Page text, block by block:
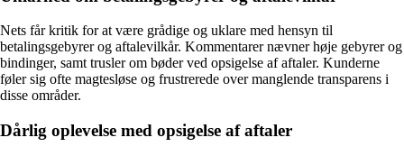
Nets får kritik for at være grådige og uklare med hensyn til
betalingsgebyrer og aftalevilkår. Kommentarer nævner høje gebyrer og
bindinger, samt trusler om bøder ved opsigelse af aftaler. Kunderne
føler sig ofte magtesløse og frustrerede over manglende transparens i
disse områder.
Dårlig oplevelse med opsigelse af aftaler